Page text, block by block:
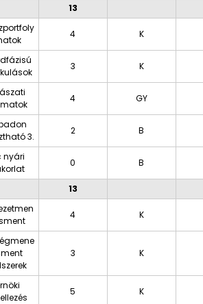
13
4 K
3 K
4 GY
3.
2 B
nyári
0 B
13
4 K
3 K
5 K